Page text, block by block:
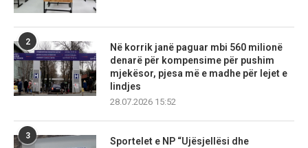
2
Në korrik janë paguar mbi 560 milionë
denarë për kompensime për pushim
mjekësor, pjesa më e madhe për lejet e
lindjes
28.07.2026 15:52
3
Sportelet e NP “Ujësjellësi dhe